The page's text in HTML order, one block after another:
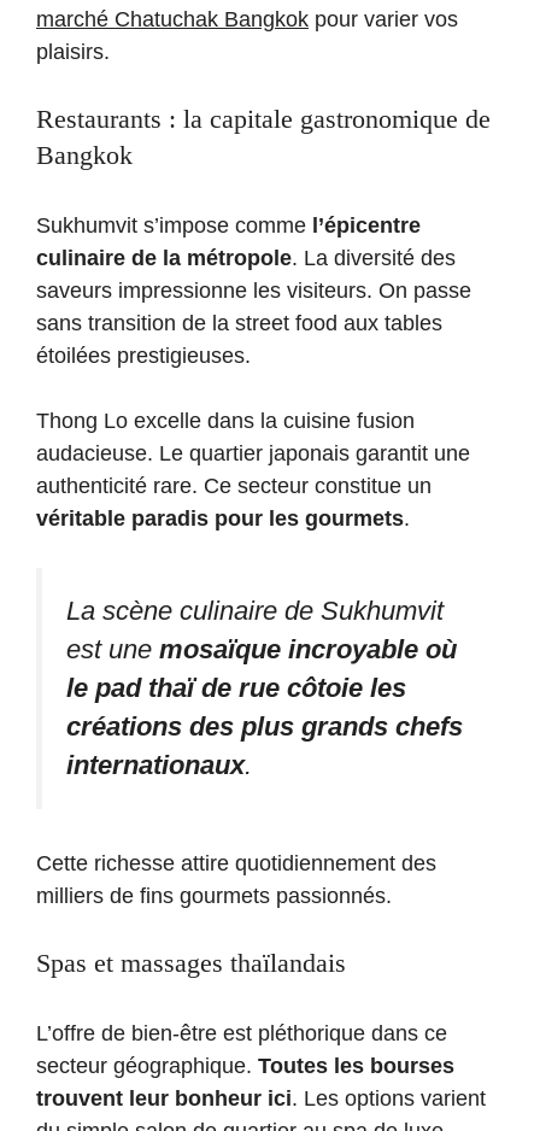
marché Chatuchak Bangkok pour varier vos
plaisirs.
Restaurants : la capitale gastronomique de
Bangkok
Sukhumvit s’impose comme l’épicentre
culinaire de la métropole. La diversité des
saveurs impressionne les visiteurs. On passe
sans transition de la street food aux tables
étoilées prestigieuses.
Thong Lo excelle dans la cuisine fusion
audacieuse. Le quartier japonais garantit une
authenticité rare. Ce secteur constitue un
véritable paradis pour les gourmets.
La scène culinaire de Sukhumvit
est une mosaïque incroyable où
le pad thaï de rue côtoie les
créations des plus grands chefs
internationaux.
Cette richesse attire quotidiennement des
milliers de fins gourmets passionnés.
Spas et massages thaïlandais
L’offre de bien-être est pléthorique dans ce
secteur géographique. Toutes les bourses
trouvent leur bonheur ici. Les options varient